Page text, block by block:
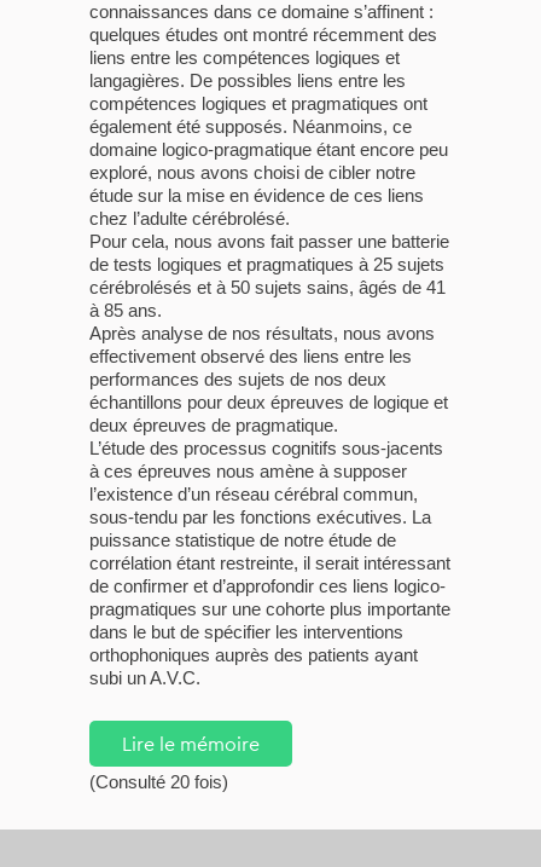
connaissances dans ce domaine s’affinent :
quelques études ont montré récemment des
liens entre les compétences logiques et
langagières. De possibles liens entre les
compétences logiques et pragmatiques ont
également été supposés. Néanmoins, ce
domaine logico-pragmatique étant encore peu
exploré, nous avons choisi de cibler notre
étude sur la mise en évidence de ces liens
chez l’adulte cérébrolésé.
Pour cela, nous avons fait passer une batterie
de tests logiques et pragmatiques à 25 sujets
cérébrolésés et à 50 sujets sains, âgés de 41
à 85 ans.
Après analyse de nos résultats, nous avons
effectivement observé des liens entre les
performances des sujets de nos deux
échantillons pour deux épreuves de logique et
deux épreuves de pragmatique.
L’étude des processus cognitifs sous-jacents
à ces épreuves nous amène à supposer
l’existence d’un réseau cérébral commun,
sous-tendu par les fonctions exécutives. La
puissance statistique de notre étude de
corrélation étant restreinte, il serait intéressant
de confirmer et d’approfondir ces liens logico-
pragmatiques sur une cohorte plus importante
dans le but de spécifier les interventions
orthophoniques auprès des patients ayant
subi un A.V.C.
Lire le mémoire
(Consulté 20 fois)